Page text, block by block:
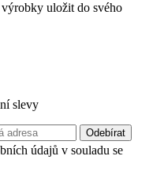
uložit do svého
slevy
Odebírat
údajů v souladu se